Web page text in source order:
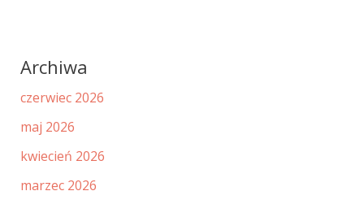
Archiwa
czerwiec 2026
maj 2026
kwiecień 2026
marzec 2026